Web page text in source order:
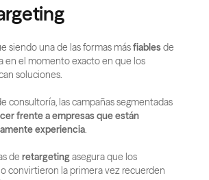
siendo una de las formas más fiables de
en el momento exacto en que los
soluciones.
consultoría, las campañas segmentadas
frente a empresas que están
experiencia.
de retargeting asegura que los
convirtieron la primera vez recuerden